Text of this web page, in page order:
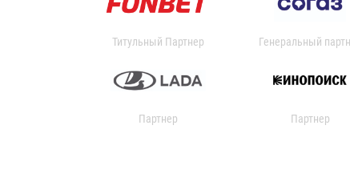
Титульный Партнер Генеральный
Партнер Партнер